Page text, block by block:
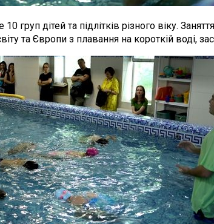
10 груп дітей та підлітків різного віку.
та Європи з плавання на короткій воді,